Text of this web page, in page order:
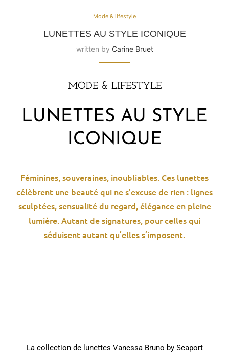
Mode & lifestyle
LUNETTES AU STYLE ICONIQUE
written by Carine Bruet
MODE & LIFESTYLE
LUNETTES AU STYLE
ICONIQUE
Féminines, souveraines, inoubliables. Ces lunettes
célèbrent une beauté qui ne s’excuse de rien : lignes
sculptées, sensualité du regard, élégance en pleine
lumière. Autant de signatures, pour celles qui
séduisent autant qu’elles s’imposent.
La collection de lunettes Vanessa Bruno by Seaport